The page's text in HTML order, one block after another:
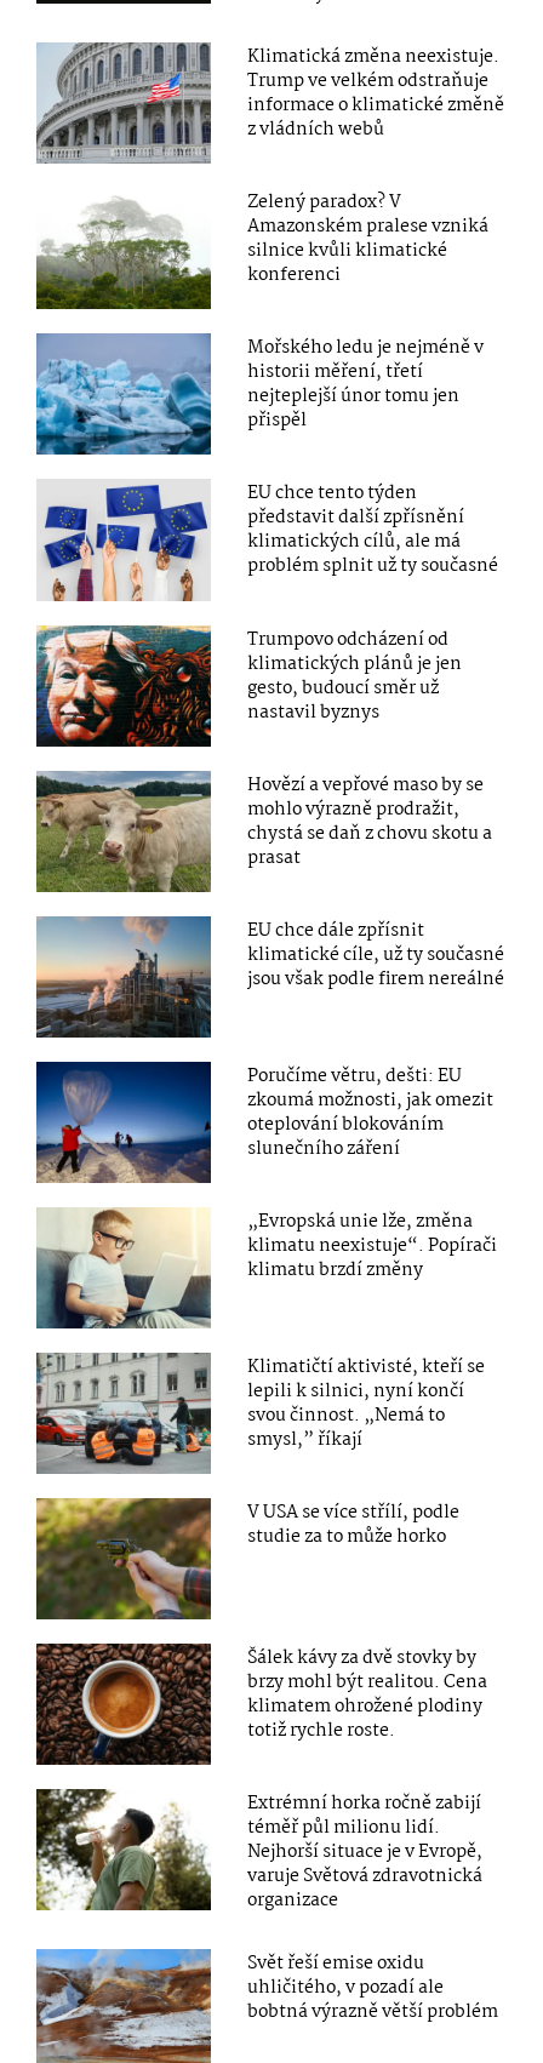
Klimatická změna neexistuje.
Trump ve velkém odstraňuje
informace o klimatické změně
z vládních webů
Zelený paradox? V
Amazonském pralese vzniká
silnice kvůli klimatické
konferenci
Mořského ledu je nejméně v
historii měření, třetí
nejteplejší únor tomu jen
přispěl
EU chce tento týden
představit další zpřísnění
klimatických cílů, ale má
problém splnit už ty současné
Trumpovo odcházení od
klimatických plánů je jen
gesto, budoucí směr už
nastavil byznys
Hovězí a vepřové maso by se
mohlo výrazně prodražit,
chystá se daň z chovu skotu a
prasat
EU chce dále zpřísnit
klimatické cíle, už ty současné
jsou však podle firem nereálné
Poručíme větru, dešti: EU
zkoumá možnosti, jak omezit
oteplování blokováním
slunečního záření
„Evropská unie lže, změna
klimatu neexistuje“. Popírači
klimatu brzdí změny
Klimatičtí aktivisté, kteří se
lepili k silnici, nyní končí
svou činnost. „Nemá to
smysl,” říkají
V USA se více střílí, podle
studie za to může horko
Šálek kávy za dvě stovky by
brzy mohl být realitou. Cena
klimatem ohrožené plodiny
totiž rychle roste.
Extrémní horka ročně zabijí
téměř půl milionu lidí.
Nejhorší situace je v Evropě,
varuje Světová zdravotnická
organizace
Svět řeší emise oxidu
uhličitého, v pozadí ale
bobtná výrazně větší problém